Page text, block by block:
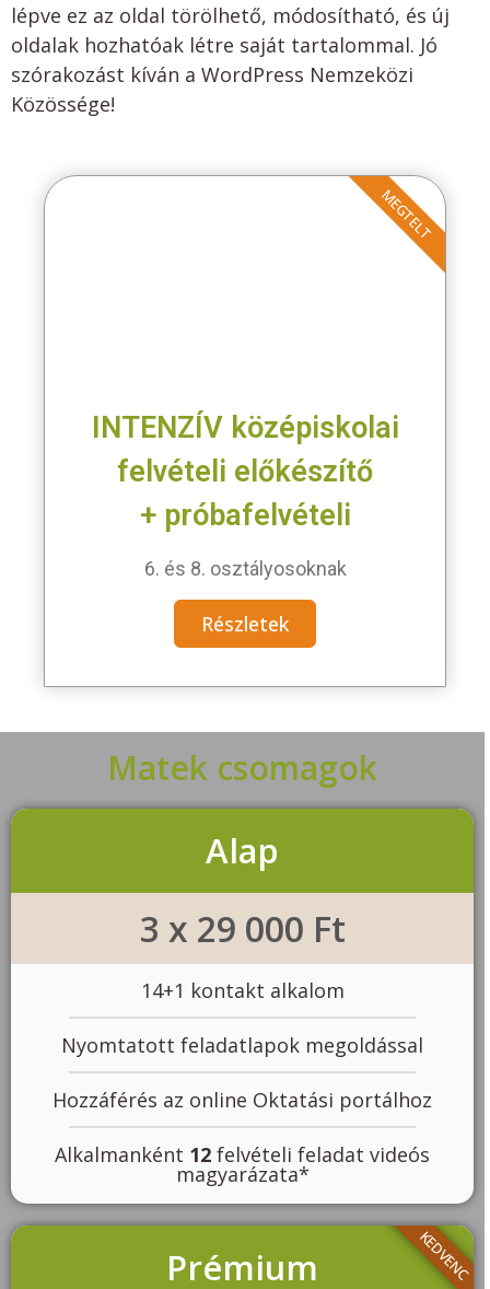
lépve ez az oldal törölhető, módosítható, és új
oldalak hozhatóak létre saját tartalommal. Jó
szórakozást kíván a WordPress Nemzeközi
Közössége!
INTENZÍV középiskolai
felvételi előkészítő
+ próbafelvételi
6. és 8. osztályosoknak
Részletek
MEGTELT
Matek csomagok
Alap
3 x 29 000 Ft
14+1 kontakt alkalom
Nyomtatott feladatlapok megoldással
Hozzáférés az online Oktatási portálhoz
Alkalmanként 12 felvételi feladat videós
magyarázata*
Prémium KEDVENC